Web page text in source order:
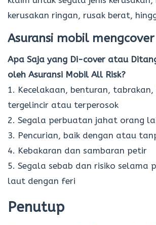
kerusakan ringan, rusak berat,
Asuransi mobil
Apa Saja yang Di-cover atau
oleh Asuransi Mobil All Risk?
1. Kecelakaan, benturan,
tergelincir atau terperosok
2. Segala perbuatan jahat orang
3. Pencurian, baik dengan atau
4. Kebakaran dan sambaran petir
5. Segala sebab dan risiko selama
laut dengan feri
Penutup